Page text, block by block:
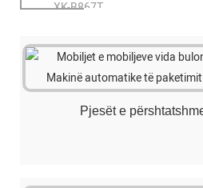
XK-B867T
Pjesët e